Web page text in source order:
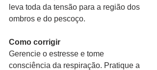
leva toda da tensão para a região dos
ombros e do pescoço.
Como corrigir
Gerencie o estresse e tome
consciência da respiração. Pratique a